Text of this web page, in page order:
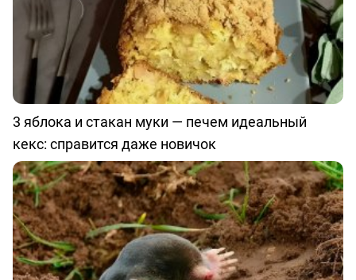
3 яблока и стакан муки — печем идеальный
кекс: справится даже новичок